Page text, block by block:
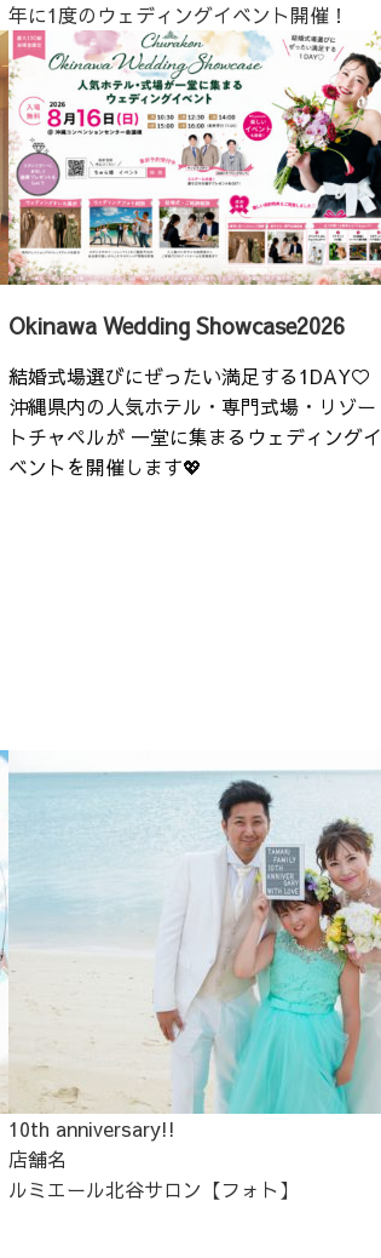
年に1度のウェディングイベント開催！
Okinawa Wedding Showcase2026
結婚式場選びにぜったい満足する1DAY♡
沖縄県内の人気ホテル・専門式場・リゾー
トチャペルが 一堂に集まるウェディングイ
ベントを開催します💖
10th anniversary!!
店舗名
ルミエール北谷サロン【フォト】